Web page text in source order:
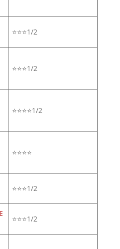
⭐⭐⭐1/2
⭐⭐⭐1/2
⭐⭐⭐⭐1/2
⭐⭐⭐⭐
⭐⭐⭐1/2
⭐⭐⭐1/2